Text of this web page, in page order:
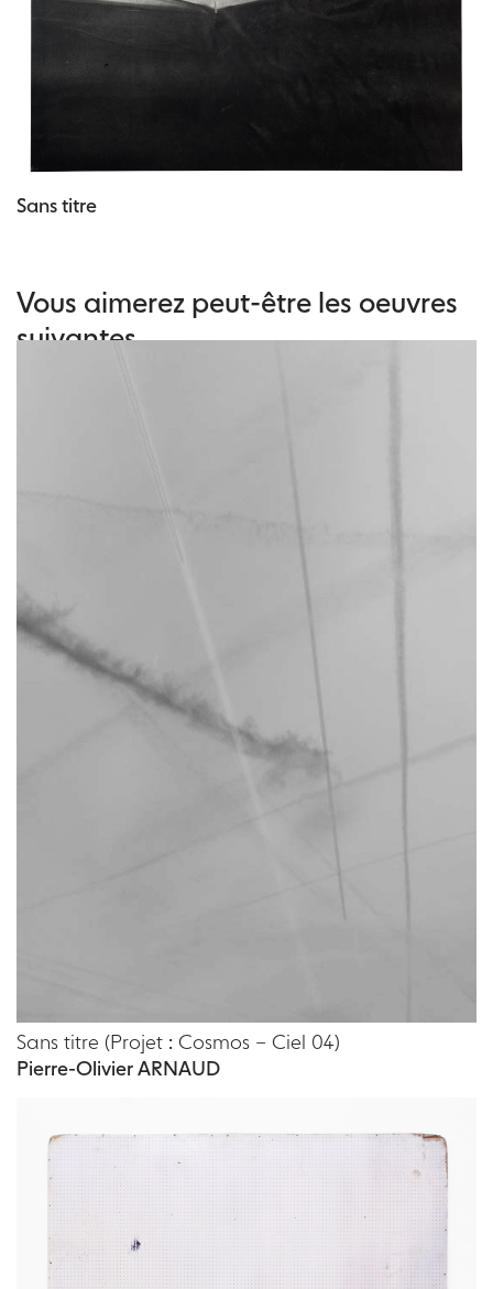
Sans titre
Vous aimerez peut-être les oeuvres
suivantes
Sans titre (Projet : Cosmos – Ciel 04)
Pierre-Olivier ARNAUD